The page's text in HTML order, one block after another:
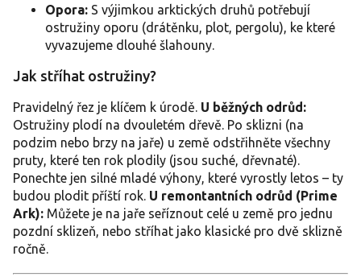
Opora: S výjimkou arktických druhů potřebují
ostružiny oporu (drátěnku, plot, pergolu), ke které
vyvazujeme dlouhé šlahouny.
Jak stříhat ostružiny?
Pravidelný řez je klíčem k úrodě. U běžných odrůd:
Ostružiny plodí na dvouletém dřevě. Po sklizni (na
podzim nebo brzy na jaře) u země odstřihněte všechny
pruty, které ten rok plodily (jsou suché, dřevnaté).
Ponechte jen silné mladé výhony, které vyrostly letos – ty
budou plodit příští rok. U remontantních odrůd (Prime
Ark): Můžete je na jaře seříznout celé u země pro jednu
pozdní sklizeň, nebo stříhat jako klasické pro dvě sklizně
ročně.